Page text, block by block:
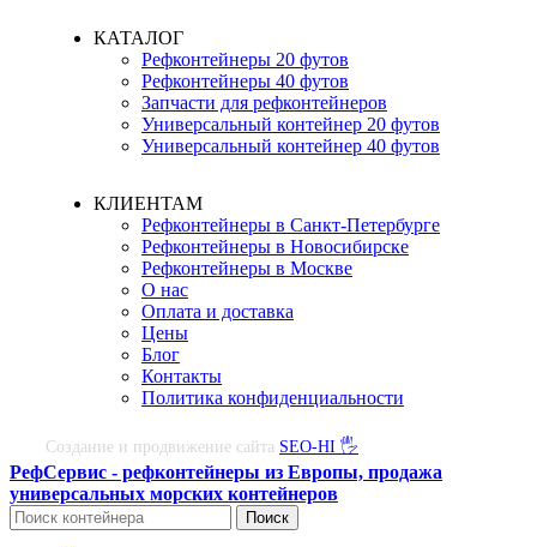
КАТАЛОГ
Рефконтейнеры 20 футов
Рефконтейнеры 40 футов
Запчасти для рефконтейнеров
Универсальный контейнер 20 футов
Универсальный контейнер 40 футов
КЛИЕНТАМ
Рефконтейнеры в Санкт-Петербурге
Рефконтейнеры в Новосибирске
Рефконтейнеры в Москве
О нас
Оплата и доставка
Цены
Блог
Контакты
Политика конфиденциальности
Создание и продвижение сайта SEO-HI 🖐
РефСервис - рефконтейнеры из Европы, продажа
универсальных морских контейнеров
Поиск